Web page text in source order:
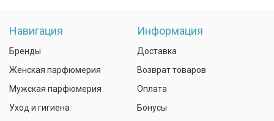
Навигация
Бренды
Женская парфюмерия
Мужская парфюмерия
Уход и гигиена
Информация
Доставка
Возврат товаров
Оплата
Бонусы